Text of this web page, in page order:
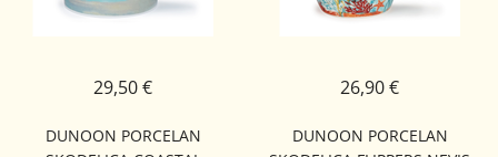
DUNOON PORCELAN
29,50 €
DUNOON PORCELAN
26,90 €